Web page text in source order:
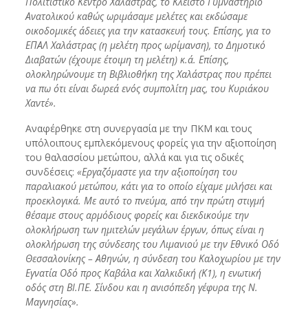
Ανατολικού καθώς ωριμάσαμε μελέτες και εκδώσαμε
οικοδομικές άδειες για την κατασκευή τους. Επίσης, για το
ΕΠΑΛ Χαλάστρας (η μελέτη προς ωρίμανση), το Δημοτικό
Διαβατών (έχουμε έτοιμη τη μελέτη) κ.ά. Επίσης,
ολοκληρώνουμε τη Βιβλιοθήκη της Χαλάστρας που πρέπει
να πω ότι είναι δωρεά ενός συμπολίτη μας, του Κυριάκου
Χαντέ».
Αναφέρθηκε στη συνεργασία με την ΠΚΜ και τους
υπόλοιπους εμπλεκόμενους φορείς για την αξιοποίηση
του θαλασσίου μετώπου, αλλά και για τις οδικές
συνδέσεις: «Εργαζόμαστε για την αξιοποίηση του
παραλιακού μετώπου, κάτι για το οποίο είχαμε μιλήσει και
προεκλογικά. Με αυτό το πνεύμα, από την πρώτη στιγμή
θέσαμε στους αρμόδιους φορείς και διεκδικούμε την
ολοκλήρωση των ημιτελών μεγάλων έργων, όπως είναι η
ολοκλήρωση της σύνδεσης του Λιμανιού με την Εθνικό Οδό
Θεσσαλονίκης – Αθηνών, η σύνδεση του Καλοχωρίου με την
Εγνατία Οδό προς Καβάλα και Χαλκιδική (Κ1), η ενωτική
οδός στη ΒΙ.ΠΕ. Σίνδου και η ανισόπεδη γέφυρα της Ν.
Μαγνησίας».